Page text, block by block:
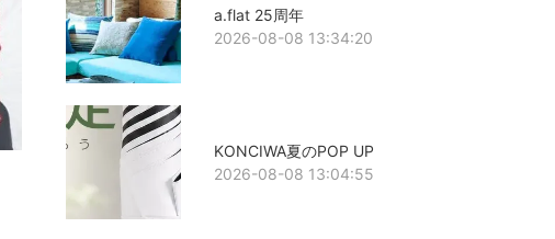
a.flat 25周年
2026-08-08 13:34:20
KONCIWA夏のPOP UP
2026-08-08 13:04:55